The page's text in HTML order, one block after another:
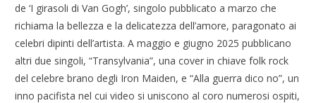
de ‘I girasoli di Van Gogh’, singolo pubblicato a marzo che
richiama la bellezza e la delicatezza dell’amore, paragonato ai
celebri dipinti dell’artista. A maggio e giugno 2025 pubblicano
altri due singoli, “Transylvania”, una cover in chiave folk rock
del celebre brano degli Iron Maiden, e “Alla guerra dico no”, un
inno pacifista nel cui video si uniscono al coro numerosi ospiti,